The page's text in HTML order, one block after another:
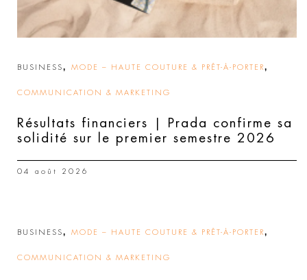
BUSINESS, MODE – HAUTE COUTURE & PRÊT-À-PORTER,
COMMUNICATION & MARKETING
Résultats financiers | Prada confirme sa
solidité sur le premier semestre 2026
04 août 2026
BUSINESS, MODE – HAUTE COUTURE & PRÊT-À-PORTER,
COMMUNICATION & MARKETING